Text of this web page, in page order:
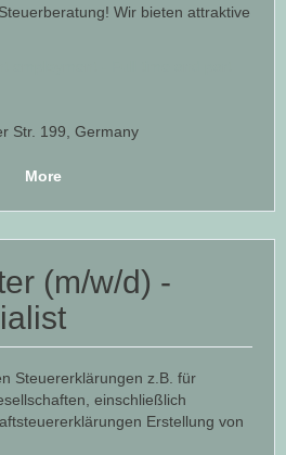
Wir bieten attraktive
Str. 199, Germany
More
(m/w/d) -
Steuererklärungen z.B. für
einschließlich
Erstellung von